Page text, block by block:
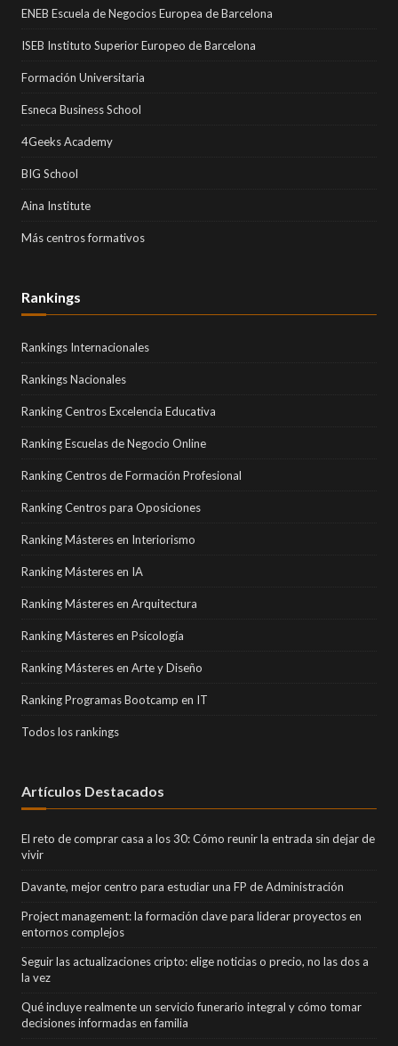
ENEB Escuela de Negocios Europea de Barcelona
ISEB Instituto Superior Europeo de Barcelona
Formación Universitaria
Esneca Business School
4Geeks Academy
BIG School
Aina Institute
Más centros formativos
Rankings
Rankings Internacionales
Rankings Nacionales
Ranking Centros Excelencia Educativa
Ranking Escuelas de Negocio Online
Ranking Centros de Formación Profesional
Ranking Centros para Oposiciones
Ranking Másteres en Interiorismo
Ranking Másteres en IA
Ranking Másteres en Arquitectura
Ranking Másteres en Psicología
Ranking Másteres en Arte y Diseño
Ranking Programas Bootcamp en IT
Todos los rankings
Artículos Destacados
El reto de comprar casa a los 30: Cómo reunir la entrada sin dejar de
vivir
Davante, mejor centro para estudiar una FP de Administración
Project management: la formación clave para liderar proyectos en
entornos complejos
Seguir las actualizaciones cripto: elige noticias o precio, no las dos a
la vez
Qué incluye realmente un servicio funerario integral y cómo tomar
decisiones informadas en familia